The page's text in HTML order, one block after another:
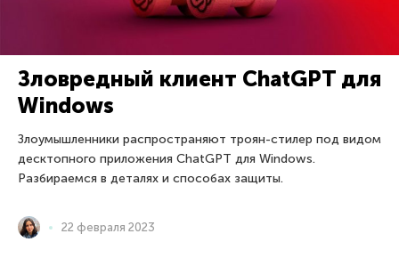
Зловредный клиент ChatGPT для
Windows
Злоумышленники распространяют троян-стилер под видом
десктопного приложения ChatGPT для Windows.
Разбираемся в деталях и способах защиты.
22 февраля 2023